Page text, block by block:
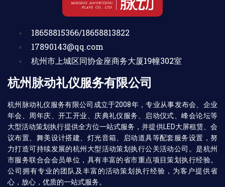
18658815366/18658813822
17890143@qq.com
杭州市上城区同协金座商务大厦19幢302室
杭州脉动礼仪服务有限公司
杭州脉动礼仪服务有限公司成立于2008年，专业从事发布会、企业
年会、周年庆、开工开业、庆典礼仪服务、启动仪式、峰会论坛等
大型活动策划执行提供全方位一站式服务，并提供LED大屏租赁、会
议布置、舞美设计搭建、灯光音箱、启动道具等配套服务设置，努
力打造可持续发展的杭州大型活动策划执行公关活动公司。是杭州
市服务联合会会员单位，具有丰富的省市重点项目策划执行经验。
公司拥有专业的团队及丰富的活动策划执行经验，为客户提供省
心，放心，优质的一站式服务。